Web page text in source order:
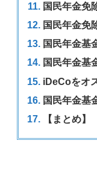
国民年金免
国民年金免
国民年金基
国民年金基
iDeCoをオ
国民年金基
【まとめ】